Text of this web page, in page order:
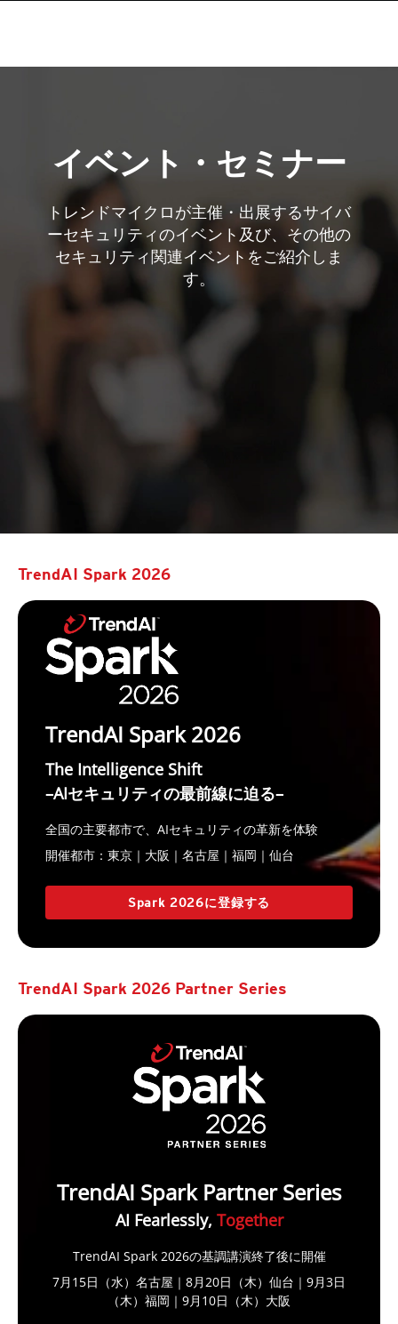
イベント・セミナー
トレンドマイクロが主催・出展するサイバ
ーセキュリティのイベント及び、その他の
セキュリティ関連イベントをご紹介しま
す。
TrendAI Spark 2026
TrendAI Spark 2026
The Intelligence Shift
–AIセキュリティの最前線に迫る–
全国の主要都市で、AIセキュリティの革新を体験
開催都市：東京｜大阪｜名古屋｜福岡｜仙台
Spark 2026に登録する
TrendAI Spark 2026 Partner Series
TrendAI Spark Partner Series
AI Fearlessly, Together
TrendAI Spark 2026の基調講演終了後に開催
7月15日（水）名古屋｜8月20日（木）仙台｜9月3日
（木）福岡｜9月10日（木）大阪